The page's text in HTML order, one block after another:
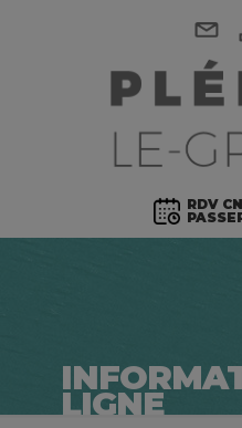
RDV
LIGNE